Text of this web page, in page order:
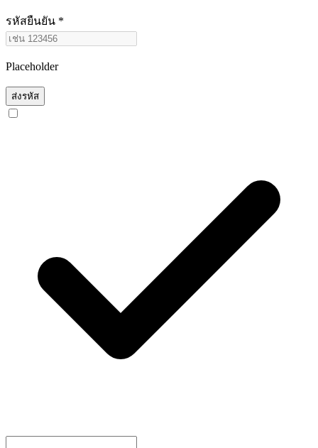
รหัสยืนยัน *
Placeholder
ส่งรหัส